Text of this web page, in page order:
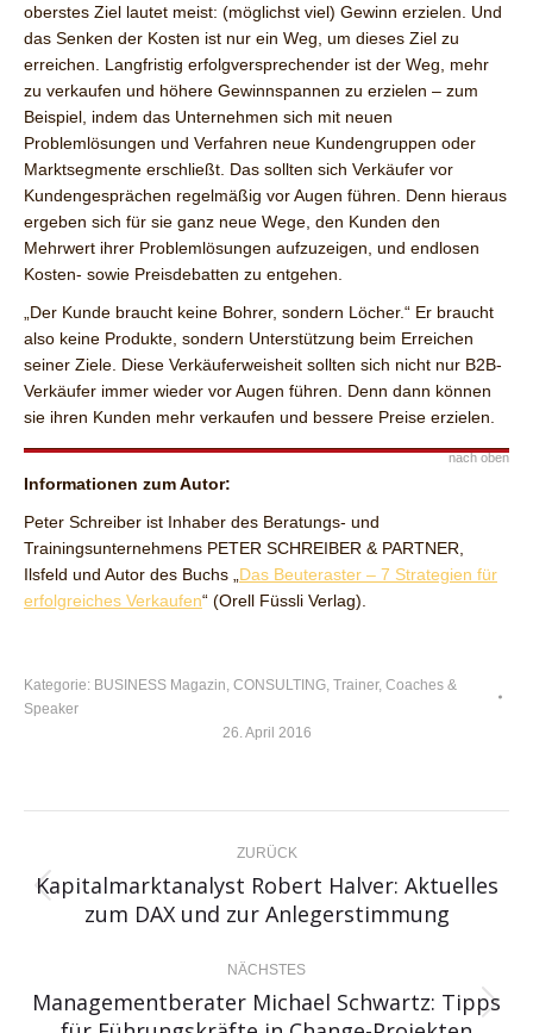
oberstes Ziel lautet meist: (möglichst viel) Gewinn erzielen. Und
das Senken der Kosten ist nur ein Weg, um dieses Ziel zu
erreichen. Langfristig erfolgversprechender ist der Weg, mehr
zu verkaufen und höhere Gewinnspannen zu erzielen – zum
Beispiel, indem das Unternehmen sich mit neuen
Problemlösungen und Verfahren neue Kundengruppen oder
Marktsegmente erschließt. Das sollten sich Verkäufer vor
Kundengesprächen regelmäßig vor Augen führen. Denn hieraus
ergeben sich für sie ganz neue Wege, den Kunden den
Mehrwert ihrer Problemlösungen aufzuzeigen, und endlosen
Kosten- sowie Preisdebatten zu entgehen.
„Der Kunde braucht keine Bohrer, sondern Löcher.“ Er braucht
also keine Produkte, sondern Unterstützung beim Erreichen
seiner Ziele. Diese Verkäuferweisheit sollten sich nicht nur B2B-
Verkäufer immer wieder vor Augen führen. Denn dann können
sie ihren Kunden mehr verkaufen und bessere Preise erzielen.
nach oben
Informationen zum Autor:
Peter Schreiber ist Inhaber des Beratungs- und
Trainingsunternehmens PETER SCHREIBER & PARTNER,
Ilsfeld und Autor des Buchs „Das Beuteraster – 7 Strategien für
erfolgreiches Verkaufen“ (Orell Füssli Verlag).
Kategorie: BUSINESS Magazin, CONSULTING, Trainer, Coaches &
Speaker
26. April 2016
ZURÜCK
Vorheriger
Beitrag:
Kapitalmarktanalyst Robert Halver: Aktuelles
zum DAX und zur Anlegerstimmung
NÄCHSTES
Nächster
Managementberater Michael Schwartz: Tipps